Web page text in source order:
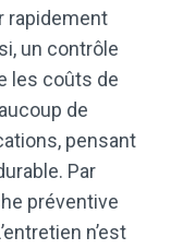
rapidement
un contrôle
les coûts de
de
pensant
Par
préventive
n’est